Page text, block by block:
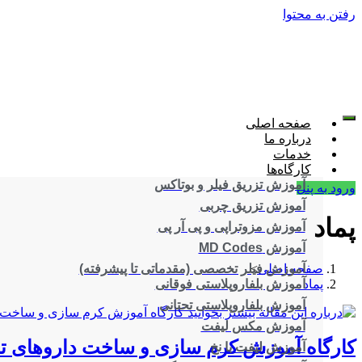
رفتن به محتوا
صفحه اصلی
درباره ما
خدمات
کارگاه‌ها
آموزش تزریق فیلر و بوتاکس
آموزش تزریق چربی
آموزش مزوتراپی و پی آر پی
آموزش MD Codes
آموزش فیلر تخصصی (مقدماتی تا پیشرفته)
آموزش بلفاروپلاستی فوقانی
آموزش بلفاروپلاستی تحتانی
آموزش مکس لیفت
آموزش لیفت با نخ
ورود به پنل
پماد
صفحه اصلی>
پماد
کارگاه آموزش کرم سازی و ساخت داروهای